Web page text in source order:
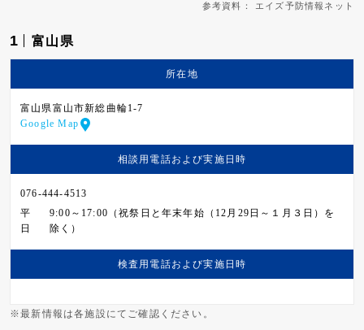
参考資料：
エイズ予防情報ネット
1 富山県
所在地
富山県富山市新総曲輪1-7
Google Map
相談用電話および実施日時
076-444-4513
平
日
9:00～17:00（祝祭日と年末年始（12月29日～１月３日）を
除く）
検査用電話および実施日時
※最新情報は各施設にてご確認ください。